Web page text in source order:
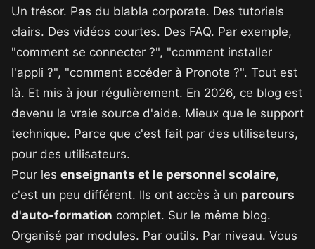
Un trésor. Pas du blabla corporate. Des tutoriels
clairs. Des vidéos courtes. Des FAQ. Par exemple,
"comment se connecter ?", "comment installer
l'appli ?", "comment accéder à Pronote ?". Tout est
là. Et mis à jour régulièrement. En 2026, ce blog est
devenu la vraie source d'aide. Mieux que le support
technique. Parce que c'est fait par des utilisateurs,
pour des utilisateurs.
Pour les enseignants et le personnel scolaire,
c'est un peu différent. Ils ont accès à un parcours
d'auto-formation complet. Sur le même blog.
Organisé par modules. Par outils. Par niveau. Vous